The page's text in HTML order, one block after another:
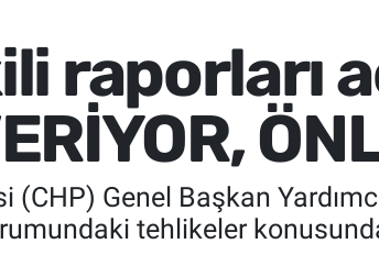
raporları
Genel Başkan
tehlikeler